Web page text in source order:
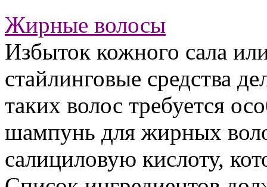
Жирные волосы
Избыток кожного сала
стайлинговые средства
таких волос требуется
шампунь для жирных
салициловую кислоту,